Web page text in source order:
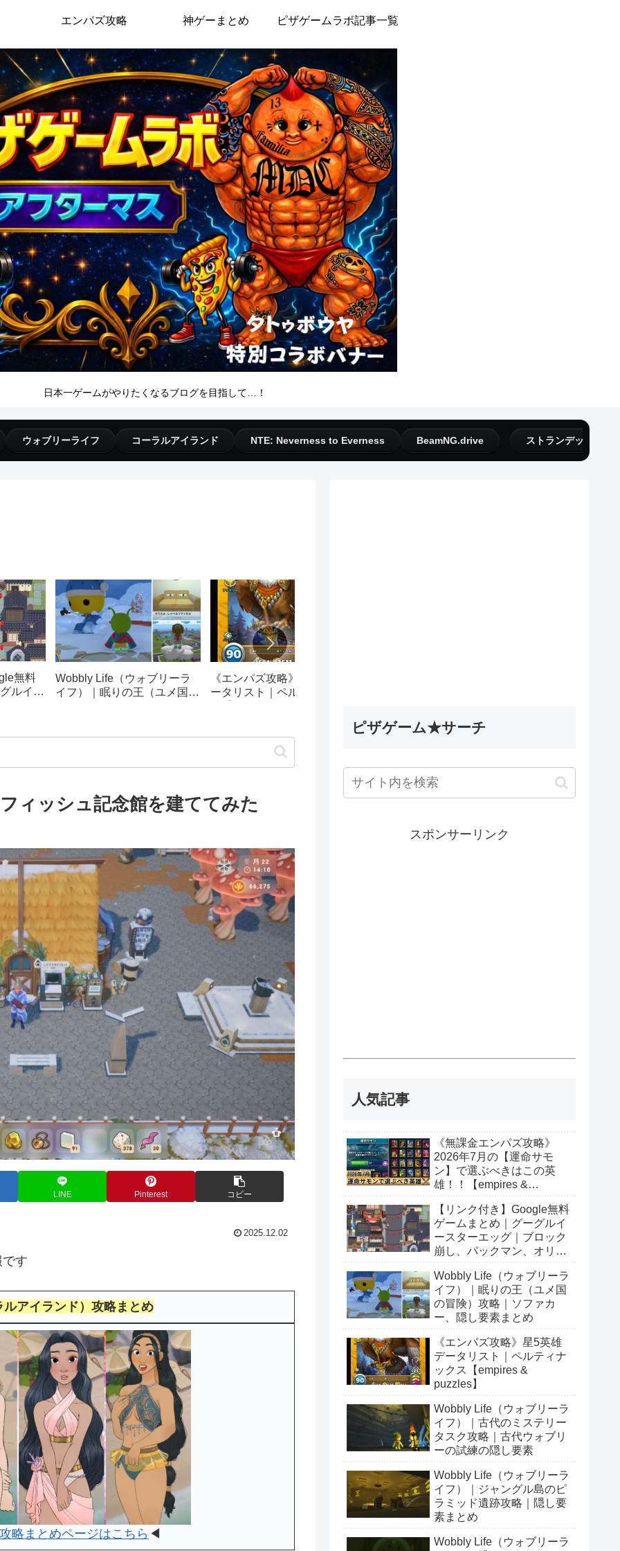
日本一ゲームがやりたくなるブログを目指して…！
エンパズ攻略 神ゲーまとめ ピザゲームラボ記事一覧
ウォブリーライフ コーラルアイランド NTE: Neverness to Everness BeamNG.drive ストランデッドディ
無料
ルイー
Wobbly Life（ウォブリーラ
イフ）｜眠りの王（ユメ国の
《エンパズ攻略》星5英雄デ
ータリスト｜ペルティナック
試練の隠し要素
ィッシュ記念館を建ててみた
LINE Pinterest コピー
2025.12.02
す
アイランド）攻略まとめ
略まとめページはこちら ◀
ピザゲーム★サーチ
スポンサーリンク
人気記事
《無課金エンパズ攻略》
2026年7月の【運命サモ
ン】で選ぶべきはこの英
雄！！【empires &
【リンク付き】Google無料
ゲームまとめ｜グーグルイ
ースターエッグ｜ブロック
崩し、パックマン、オリン
Wobbly Life（ウォブリーラ
イフ）｜眠りの王（ユメ国
の冒険）攻略｜ソファカ
ー、隠し要素まとめ
《エンパズ攻略》星5英雄
データリスト｜ペルティナ
ックス【empires &
puzzles】
Wobbly Life（ウォブリーラ
イフ）｜古代のミステリー
タスク攻略｜古代ウォブリ
ーの試練の隠し要素
Wobbly Life（ウォブリーラ
イフ）｜ジャングル島のピ
ラミッド遺跡攻略｜隠し要
素まとめ
Wobbly Life（ウォブリーラ